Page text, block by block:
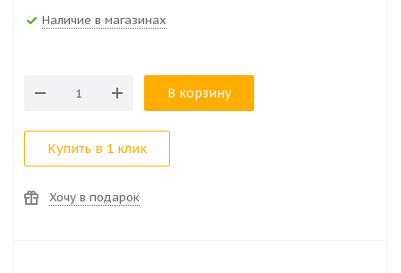
Наличие в магазинах
В корзину
Купить в 1 клик
Хочу в подарок